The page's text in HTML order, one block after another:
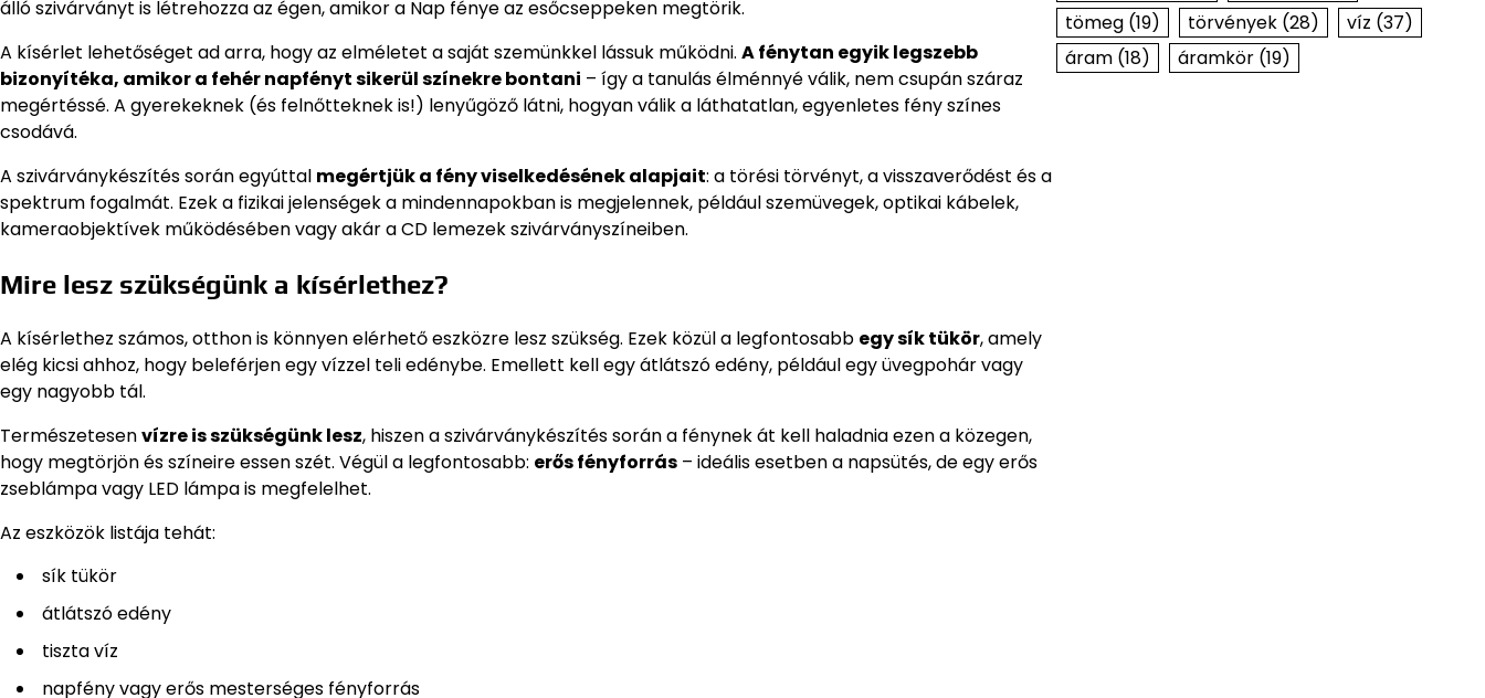
álló szivárványt is létrehozza az égen, amikor a Nap fénye az esőcseppeken megtörik.
A kísérlet lehetőséget ad arra, hogy az elméletet a saját szemünkkel lássuk működni. A fénytan egyik legszebb
bizonyítéka, amikor a fehér napfényt sikerül színekre bontani – így a tanulás élménnyé válik, nem csupán száraz
megértéssé. A gyerekeknek (és felnőtteknek is!) lenyűgöző látni, hogyan válik a láthatatlan, egyenletes fény színes
csodává.
A szivárványkészítés során egyúttal megértjük a fény viselkedésének alapjait: a törési törvényt, a visszaverődést és a
spektrum fogalmát. Ezek a fizikai jelenségek a mindennapokban is megjelennek, például szemüvegek, optikai kábelek,
kameraobjektívek működésében vagy akár a CD lemezek szivárványszíneiben.
Mire lesz szükségünk a kísérlethez?
A kísérlethez számos, otthon is könnyen elérhető eszközre lesz szükség. Ezek közül a legfontosabb egy sík tükör, amely
elég kicsi ahhoz, hogy beleférjen egy vízzel teli edénybe. Emellett kell egy átlátszó edény, például egy üvegpohár vagy
egy nagyobb tál.
Természetesenvízre is szükségünk lesz, hiszen a szivárványkészítés során a fénynek át kell haladnia ezen a közegen,
hogy megtörjön és színeire essen szét. Végül a legfontosabb: erős fényforrás – ideális esetben a napsütés, de egy erős
zseblámpa vagy LED lámpa is megfelelhet.
Az eszközök listája tehát:
sík tükör
átlátszó edény
tiszta víz
napfény vagy erős mesterséges fényforrás
tömeg(19) törvények(28) víz (37)
áram(18) áramkör(19)